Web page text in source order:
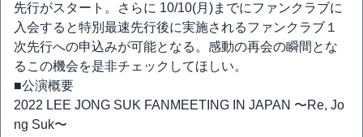
先行がスタート。さらに 10/10(月)までにファンクラブに
入会すると特別最速先行後に実施されるファンクラブ１
次先行への申込みが可能となる。感動の再会の瞬間とな
るこの機会を是非チェックしてほしい。
■公演概要
2022 LEE JONG SUK FANMEETING IN JAPAN 〜Re, Jo
ng Suk〜